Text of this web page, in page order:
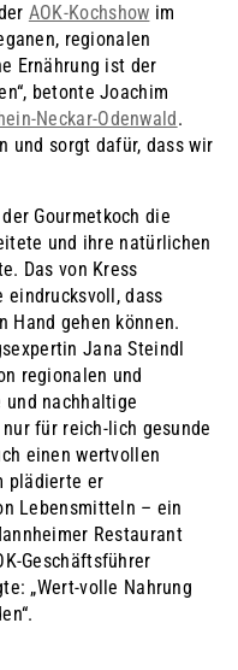
AOK-Kochshow im
regionalen
Ernährung ist der
betonte Joachim
Neckar-Odenwald .
und sorgt dafür, dass wir
Gourmetkoch die
und ihre natürlichen
Das von Kress
eindrucksvoll, dass
Hand gehen können.
Jana Steindl
regionalen und
und nachhaltige
für reich-lich gesunde
einen wertvollen
plädierte er
Lebensmitteln – ein
Restaurant
Geschäftsführer
„Wert-volle Nahrung